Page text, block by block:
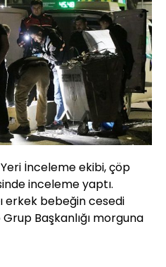
İnceleme ekibi, çöp
inceleme yaptı.
erkek bebeğin cesedi
Başkanlığı morguna